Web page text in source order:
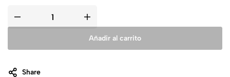
Añadir al carrito
Share